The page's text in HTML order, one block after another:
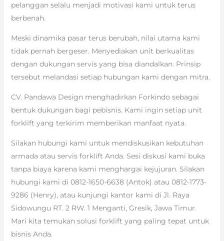
pelanggan selalu menjadi motivasi kami untuk terus
berbenah.
Meski dinamika pasar terus berubah, nilai utama kami
tidak pernah bergeser. Menyediakan unit berkualitas
dengan dukungan servis yang bisa diandalkan. Prinsip
tersebut melandasi setiap hubungan kami dengan mitra.
CV. Pandawa Design menghadirkan Forkindo sebagai
bentuk dukungan bagi pebisnis. Kami ingin setiap unit
forklift yang terkirim memberikan manfaat nyata.
Silakan hubungi kami untuk mendiskusikan kebutuhan
armada atau servis forklift Anda. Sesi diskusi kami buka
tanpa biaya karena kami menghargai kejujuran. Silakan
hubungi kami di 0812-1650-6638 (Antok) atau 0812-1773-
9286 (Henry), atau kunjungi kantor kami di Jl. Raya
Sidowungu RT. 2 RW. 1 Menganti, Gresik, Jawa Timur.
Mari kita temukan solusi forklift yang paling tepat untuk
bisnis Anda.